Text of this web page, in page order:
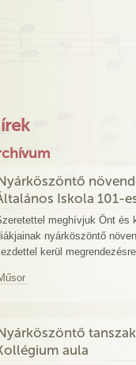
Iskola 101-
meghívjuk Önt és
nyárköszöntő
kerül
aula